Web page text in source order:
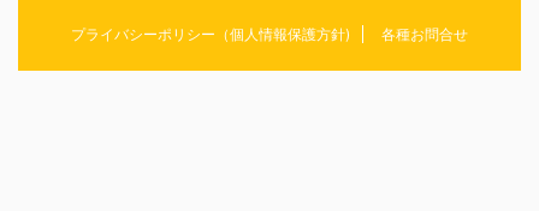
プライバシーポリシー（個人情報保護方針) 各種お問合せ